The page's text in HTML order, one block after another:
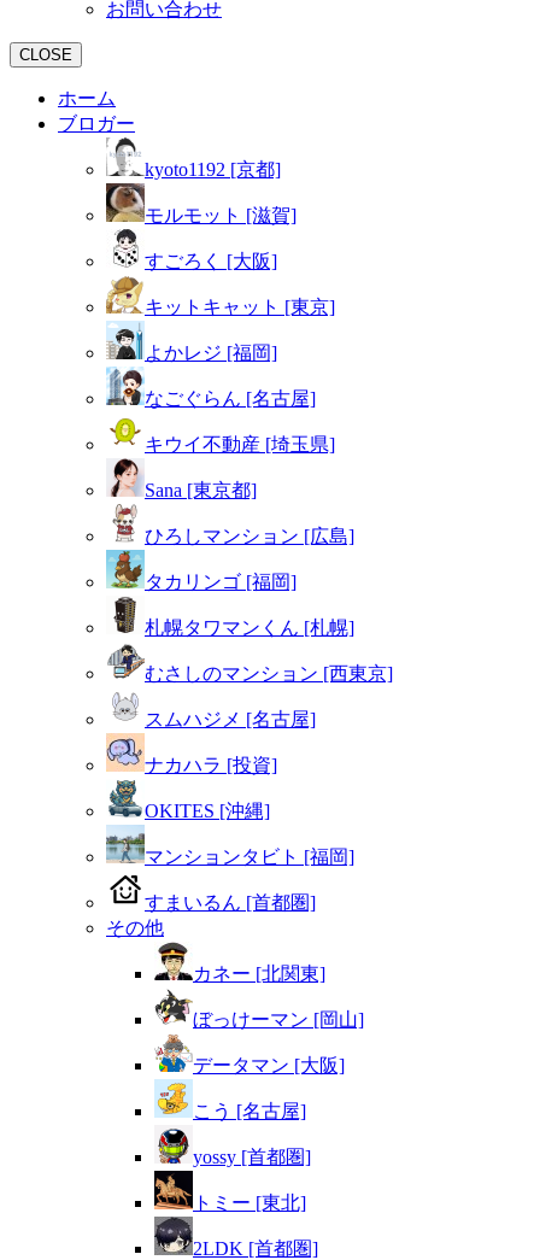
お問い合わせ
CLOSE
ホーム
ブロガー
kyoto1192 [京都]
モルモット [滋賀]
すごろく [大阪]
キットキャット [東京]
よかレジ [福岡]
なごぐらん [名古屋]
キウイ不動産 [埼玉県]
Sana [東京都]
ひろしマンション [広島]
タカリンゴ [福岡]
札幌タワマンくん [札幌]
むさしのマンション [西東京]
スムハジメ [名古屋]
ナカハラ [投資]
OKITES [沖縄]
マンションタビト [福岡]
すまいるん [首都圏]
その他
カネー [北関東]
ぼっけーマン [岡山]
データマン [大阪]
こう [名古屋]
yossy [首都圏]
トミー [東北]
2LDK [首都圏]